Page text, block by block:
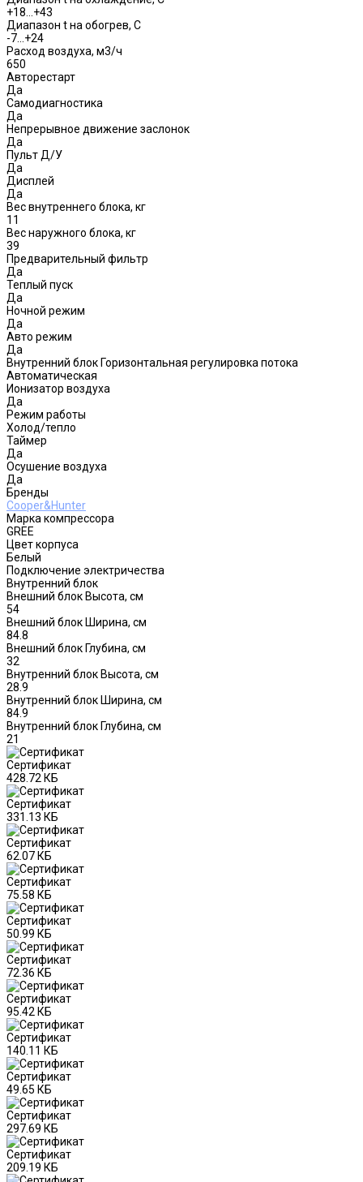
+18…+43
Диапазон t на обогрев, С
-7…+24
Расход воздуха, м3/ч
650
Авторестарт
Да
Самодиагностика
Да
Непрерывное движение заслонок
Да
Пульт Д/У
Да
Дисплей
Да
Вес внутреннего блока, кг
11
Вес наружного блока, кг
39
Предварительный фильтр
Да
Теплый пуск
Да
Ночной режим
Да
Авто режим
Да
Внутренний блок Горизонтальная регулировка потока
Автоматическая
Ионизатор воздуха
Да
Режим работы
Холод/тепло
Таймер
Да
Осушение воздуха
Да
Бренды
Cooper&Hunter
Марка компрессора
GREE
Цвет корпуса
Белый
Подключение электричества
Внутренний блок
Внешний блок Высота, см
54
Внешний блок Ширина, см
84.8
Внешний блок Глубина, см
32
Внутренний блок Высота, см
28.9
Внутренний блок Ширина, см
84.9
Внутренний блок Глубина, см
21
Сертификат
428.72 КБ
Сертификат
331.13 КБ
Сертификат
62.07 КБ
Сертификат
75.58 КБ
Сертификат
50.99 КБ
Сертификат
72.36 КБ
Сертификат
95.42 КБ
Сертификат
140.11 КБ
Сертификат
49.65 КБ
Сертификат
297.69 КБ
Сертификат
209.19 КБ